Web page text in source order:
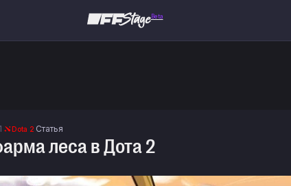
Beta
Dota 2 Статья
леса в Дота 2